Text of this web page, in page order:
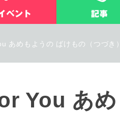
あめもようの ばけもの（つづき）
You あ